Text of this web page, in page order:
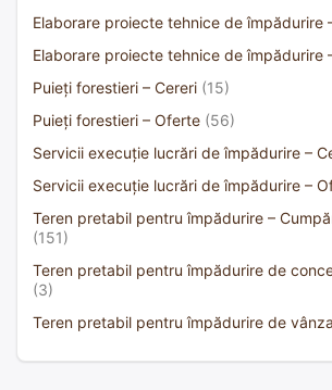
Elaborare proiecte tehnice de împădurire
Elaborare proiecte tehnice de împădurire
Puieți forestieri – Cereri (15)
Puieți forestieri – Oferte (56)
Servicii execuție lucrări de împădurire –
Servicii execuție lucrări de împădurire –
Teren pretabil pentru împădurire –
(151)
Teren pretabil pentru împădurire de
(3)
Teren pretabil pentru împădurire de